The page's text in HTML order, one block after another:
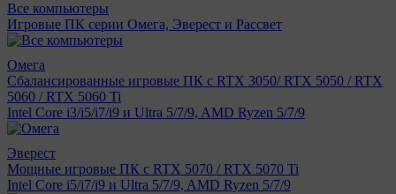
Все компьютеры
Игровые ПК серии Омега, Эверест и Рассвет
Омега
Сбалансированные игровые ПК с RTX 3050/ RTX 5050 / RTX
5060 / RTX 5060 Ti
Intel Core i3/i5/i7/i9 и Ultra 5/7/9, AMD Ryzen 5/7/9
Эверест
Мощные игровые ПК с RTX 5070 / RTX 5070 Ti
Intel Core i5/i7/i9 и Ultra 5/7/9, AMD Ryzen 5/7/9